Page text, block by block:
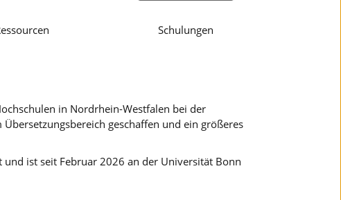
Schulungen
in Nordrhein-Westfalen bei der
geschaffen und ein größeres
ist seit Februar 2026 an der Universität Bonn